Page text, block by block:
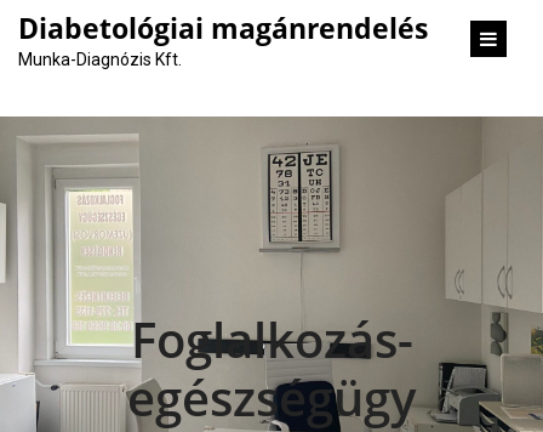
content
Diabetológiai magánrendelés
Munka-Diagnózis Kft.
Foglalkozás-
egészségügy